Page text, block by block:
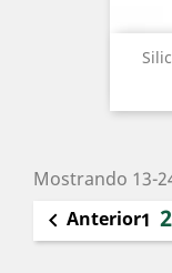
Mostrando 13-
 Anterior1 2